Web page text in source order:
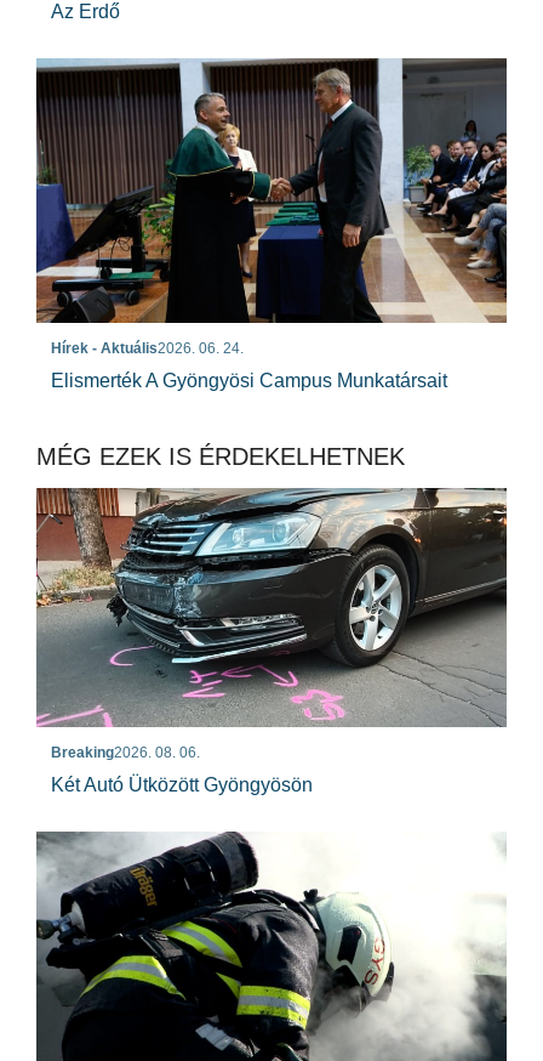
Az Erdő
Hírek - Aktuális2026. 06. 24.
Elismerték A Gyöngyösi Campus Munkatársait
MÉG EZEK IS ÉRDEKELHETNEK
Breaking2026. 08. 06.
Két Autó Ütközött Gyöngyösön